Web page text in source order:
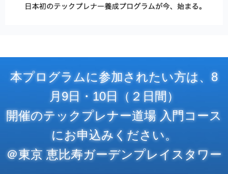
本プログラムに参加されたい方は、8
月9日・10日（２日間）
開催のテックプレナー道場 入門コース
にお申込みください。
＠東京 恵比寿ガーデンプレイスタワー